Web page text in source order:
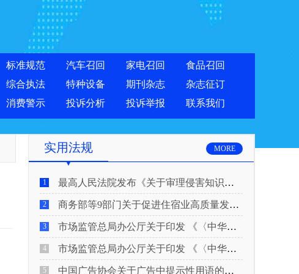
标准规范 汽车召回 家电召回
食品召回
综合执法 特种设备 期刊杂志
杂志征订
消费警示 投诉分析 投诉举报 联系我们
实用法规 MORE
1 最高人民法院发布《关于审理侵害知识产权民事纠纷案件适用惩罚性赔偿的解释》
2 商务部等9部门关于促进住宿业高质量发展的指导意见
3 市场监管总局办公厅关于印发 《〈中华人民共和国广告法〉适用问题 执法指南（二）》的通知
4 市场监管总局办公厅关于印发 《〈中华人民共和国广告法〉适用问题 执法指南（一）》的通知
5 中国广告协会关于广告中提示性用语的合规风险提示